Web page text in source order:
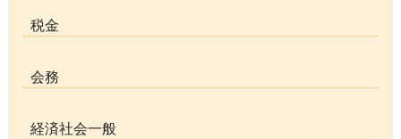
税金
会務
経済社会一般